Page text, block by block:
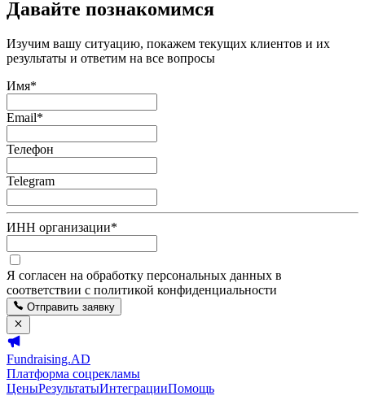
Давайте познакомимся
Изучим вашу ситуацию, покажем текущих клиентов и их
результаты и ответим на все вопросы
Имя*
Email*
Телефон
Telegram
ИНН организации*
Я согласен на обработку персональных данных в
соответствии с политикой конфиденциальности
Отправить заявку
Fundraising.AD
Платформа соцрекламы
ЦеныРезультатыИнтеграцииПомощь